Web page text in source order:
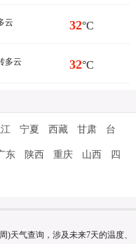
云 32°C
多云 32°C
宁夏 西藏 甘肃 台
东 陕西 重庆 山西 四
)天气查询，涉及未来7天的温度、